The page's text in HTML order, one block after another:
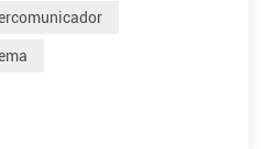
1 * en vivo * 1 * o * 1 *